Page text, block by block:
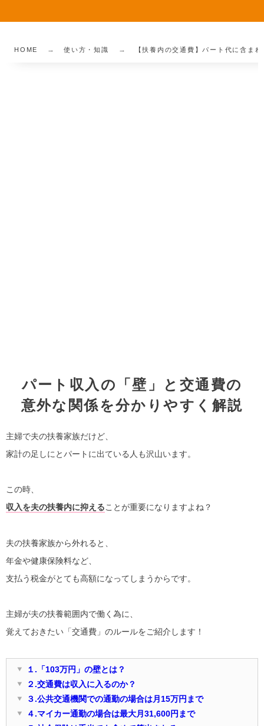
HOME 使い方・知識 【扶養内の交通費】パート代に含ま
パート収入の「壁」と交通費の
意外な関係を分かりやすく解説
主婦で夫の扶養家族だけど、
家計の足しにとパートに出ている人も沢山います。
この時、
収入を夫の扶養内に抑えることが重要になりますよね？
夫の扶養家族から外れると、
年金や健康保険料など、
支払う税金がとても高額になってしまうからです。
主婦が夫の扶養範囲内で働く為に、
覚えておきたい「交通費」のルールをご紹介します！
１.「103万円」の壁とは？
２.交通費は収入に入るのか？
３.公共交通機関での通勤の場合は月15万円まで
４.マイカー通勤の場合は最大月31,600円まで